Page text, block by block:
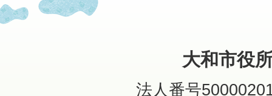
大和市役
法人番号